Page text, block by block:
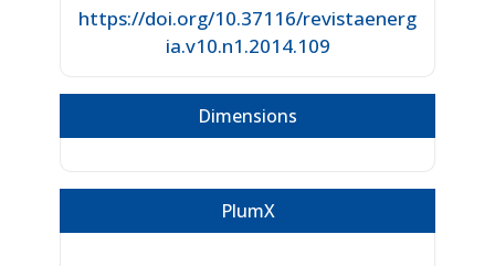
https://doi.org/10.37116/revistaenerg
ia.v10.n1.2014.109
Dimensions
PlumX